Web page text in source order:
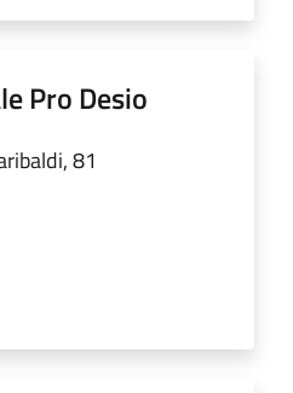
Pro Desio
81